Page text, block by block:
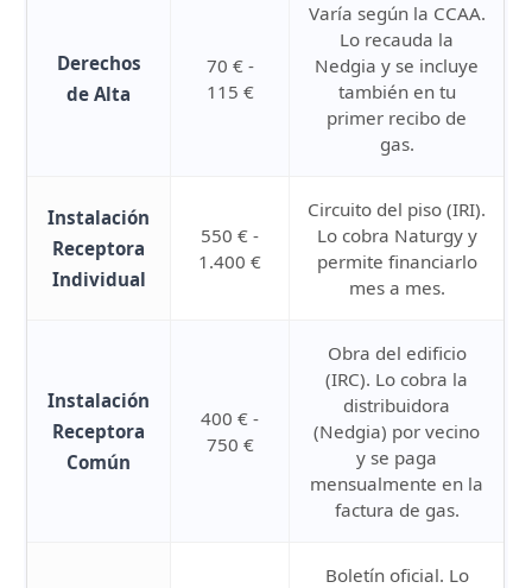
Derechos
de Alta
70 € -
115 €
Varía según la CCAA.
Lo recauda la
Nedgia y se incluye
también en tu
primer recibo de
gas.
Instalación
Receptora
Individual
550 € -
1.400 €
Circuito del piso (IRI).
Lo cobra Naturgy y
permite financiarlo
mes a mes.
Instalación
Receptora
Común
400 € -
750 €
Obra del edificio
(IRC). Lo cobra la
distribuidora
(Nedgia) por vecino
y se paga
mensualmente en la
factura de gas.
Boletín oficial. Lo